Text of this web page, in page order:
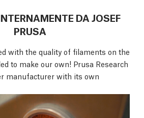
DA JOSEF
PRUSA
with the quality of filaments on the
to make our own! Prusa Research
manufacturer with its own